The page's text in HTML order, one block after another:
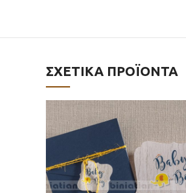
ΣΧΕΤΙΚΆ ΠΡΟΪΌΝΤΑ